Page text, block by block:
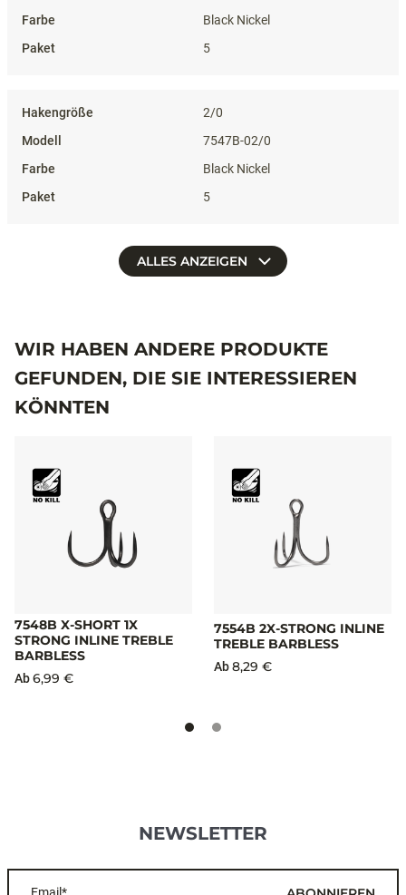
Black Nickel
5
2/0
7547B-02/0
Black Nickel
5
ALLES ANZEIGEN
WIR HABEN ANDERE PRODUKTE
GEFUNDEN, DIE SIE INTERESSIEREN
KÖNNTEN
7548B X-SHORT 1X
STRONG INLINE TREBLE
BARBLESS
Ab6,99 €
7554B 2X-STRONG INLINE
TREBLE BARBLESS
Ab8,29 €
NEWSLETTER